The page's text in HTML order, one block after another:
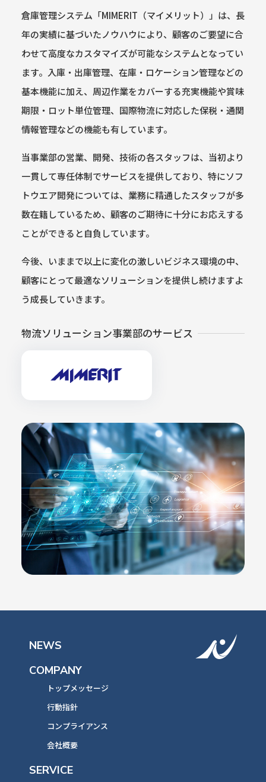
倉庫管理システム「MIMERIT（マイメリット）」は、長
年の実績に基づいたノウハウにより、顧客のご要望に合
わせて高度なカスタマイズが可能なシステムとなってい
ます。入庫・出庫管理、在庫・ロケーション管理などの
基本機能に加え、周辺作業をカバーする充実機能や賞味
期限・ロット単位管理、国際物流に対応した保税・通関
情報管理などの機能も有しています。
当事業部の営業、開発、技術の各スタッフは、当初より
一貫して専任体制でサービスを提供しており、特にソフ
トウエア開発については、業務に精通したスタッフが多
数在籍しているため、顧客のご期待に十分にお応えする
ことができると自負しています。
今後、いままで以上に変化の激しいビジネス環境の中、
顧客にとって最適なソリューションを提供し続けますよ
う成長していきます。
物流ソリューション事業部のサービス
NEWS
COMPANY
トップメッセージ
行動指針
コンプライアンス
会社概要
SERVICE